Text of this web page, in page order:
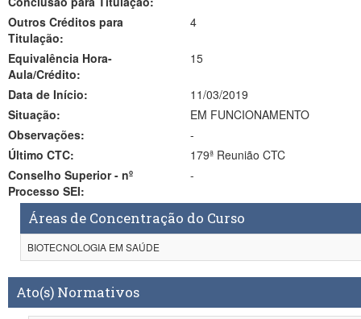
Outros Créditos para
Titulação:
4
Equivalência Hora-
Aula/Crédito:
15
Data de Início:
11/03/2019
Situação:
EM FUNCIONAMENTO
Observações:
-
Último CTC:
179ª Reunião CTC
Conselho Superior - nº
Processo SEI:
-
Áreas de Concentração do Curso
BIOTECNOLOGIA EM SAÚDE
Ato(s) Normativos